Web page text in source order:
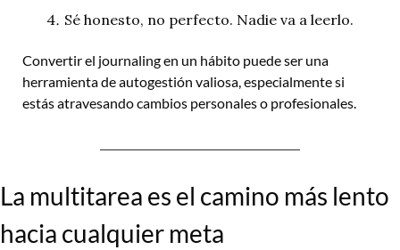
Sé honesto, no perfecto. Nadie va a leerlo.
Convertir el journaling en un hábito puede ser una
herramienta de autogestión valiosa, especialmente si
estás atravesando cambios personales o profesionales.
La multitarea es el camino más lento
hacia cualquier meta